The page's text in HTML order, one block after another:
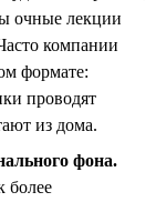
очные лекции
компании
формате:
проводят
из дома.
фона.
более